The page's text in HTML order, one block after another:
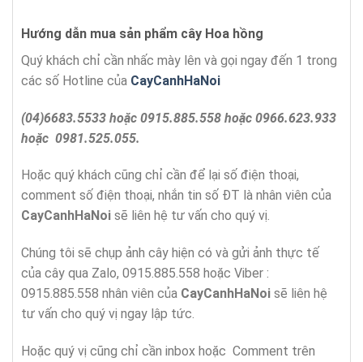
Hướng dẫn mua sản phẩm cây Hoa hồng
Quý khách chỉ cần nhấc mày lên và gọi ngay đến 1 trong
các số Hotline của CayCanhHaNoi
(04)6683.5533 hoặc 0915.885.558 hoặc 0966.623.933
hoặc 0981.525.055.
Hoặc quý khách cũng chỉ cần để lại số điện thoại,
comment số điện thoại, nhắn tin số ĐT là nhân viên của
CayCanhHaNoi sẽ liên hệ tư vấn cho quý vị.
Chúng tôi sẽ chụp ảnh cây hiện có và gửi ảnh thực tế
của cây qua Zalo, 0915.885.558 hoặc Viber :
0915.885.558 nhân viên của CayCanhHaNoi sẽ liên hệ
tư vấn cho quý vị ngay lập tức.
Hoặc quý vị cũng chỉ cần inbox hoặc Comment trên